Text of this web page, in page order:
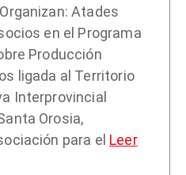
Atades
en el Programa
Producción
ligada al Territorio
Interprovincial
Orosia,
para el Leer